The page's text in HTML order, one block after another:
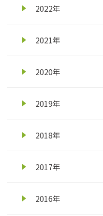
2022年
2021年
2020年
2019年
2018年
2017年
2016年